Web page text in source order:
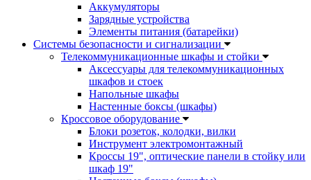
Аккумуляторы
Зарядные устройства
Элементы питания (батарейки)
Системы безопасности и сигнализации
Телекоммуникационные шкафы и стойки
Аксессуары для телекоммуникационных
шкафов и стоек
Напольные шкафы
Настенные боксы (шкафы)
Кроссовое оборудование
Блоки розеток, колодки, вилки
Инструмент электромонтажный
Кроссы 19", оптические панели в стойку или
шкаф 19"